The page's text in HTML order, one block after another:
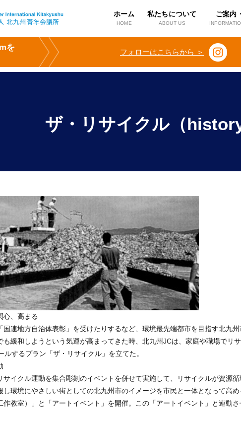
ホーム
HOME
私たちについて
ABOUT US
ご案内
を
フォローはこちらから ＞
ザ・リサイクル（
心、高まる
国連地方自治体表彰」を受けたりするなど、環境最先端都市を目指す北九
も緩和しようという気運が高まってきた時、北九州JCは、家庭や職場でリ
するプラン「ザ・リサイクル」を立てた。
サイクル運動を集合彫刻のイベントを併せて実施して、リサイクルが資源
し環境にやさしい街としての北九州市のイメージを市民と一体となって高
作教室）」と「アートイベント」を開催。この「アートイベント」と連動